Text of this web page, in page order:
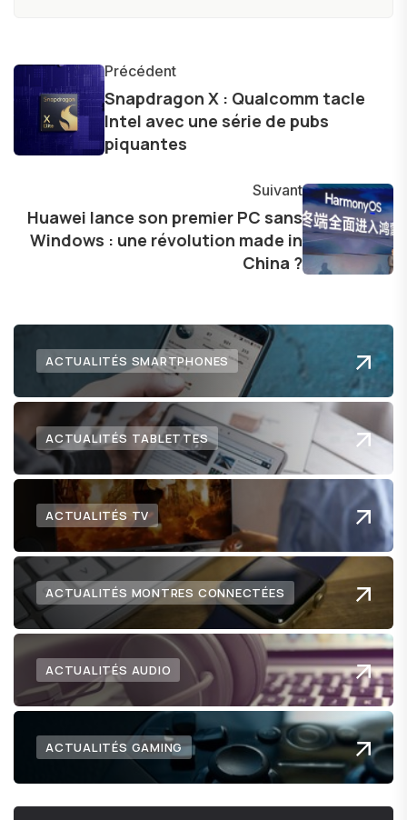
informations précises et pertinentes pour aider
les consommateurs à comprendre et à naviguer
dans le paysage technologique en constante
évolution.
Précédent
Snapdragon X : Qualcomm tacle
Intel avec une série de pubs
piquantes
Suivant
Huawei lance son premier PC sans
Windows : une révolution made in
China ?
ACTUALITÉS SMARTPHONES
ACTUALITÉS TABLETTES
ACTUALITÉS TV
ACTUALITÉS MONTRES CONNECTÉES
ACTUALITÉS AUDIO
ACTUALITÉS GAMING